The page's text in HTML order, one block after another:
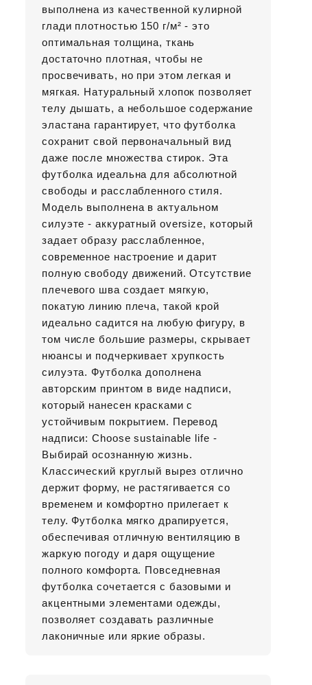
выполнена из качественной кулирной
глади плотностью 150 г/м² - это
оптимальная толщина, ткань
достаточно плотная, чтобы не
просвечивать, но при этом легкая и
мягкая. Натуральный хлопок позволяет
телу дышать, а небольшое содержание
эластана гарантирует, что футболка
сохранит свой первоначальный вид
даже после множества стирок. Эта
футболка идеальна для абсолютной
свободы и расслабленного стиля.
Модель выполнена в актуальном
силуэте - аккуратный oversize, который
задает образу расслабленное,
современное настроение и дарит
полную свободу движений. Отсутствие
плечевого шва создает мягкую,
покатую линию плеча, такой крой
идеально садится на любую фигуру, в
том числе большие размеры, скрывает
нюансы и подчеркивает хрупкость
силуэта. Футболка дополнена
авторским принтом в виде надписи,
который нанесен красками с
устойчивым покрытием. Перевод
надписи: Сhoose sustainable life -
Выбирай осознанную жизнь.
Классический круглый вырез отлично
держит форму, не растягивается со
временем и комфортно прилегает к
телу. Футболка мягко драпируется,
обеспечивая отличную вентиляцию в
жаркую погоду и даря ощущение
полного комфорта. Повседневная
футболка сочетается с базовыми и
акцентными элементами одежды,
позволяет создавать различные
лаконичные или яркие образы.